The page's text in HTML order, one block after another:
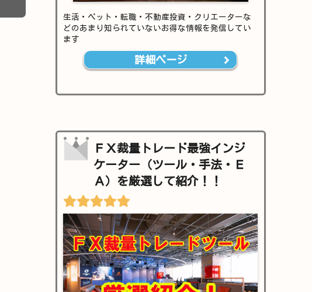
生活・ペット・転職・不動産投資・クリエーターな
どのあまり知られていないお得な情報を発信してい
ます
詳細ページ
ＦＸ裁量トレード最強インジ
ケーター（ツール・手法・Ｅ
Ａ）を厳選して紹介！！